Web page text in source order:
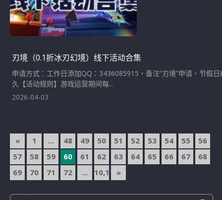
刃境（0.1折冰刃幻境）线下活动合集
申请方式：工作日添加QQ：3436085915，备注“刃境”申请，节
久【活动规则】游戏运营期间每...
2026-04-03
文
章
導
« 1 ... 48 49 50 51 52 53 54 55
56
57
58 59 60 61 62 63 64 65 66 67
68
69
70 71 72 ... 10,174»